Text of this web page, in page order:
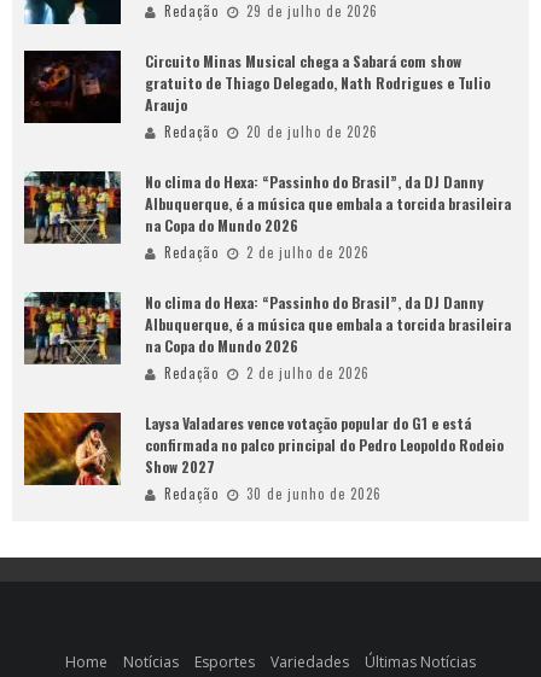
Redação 29 de julho de 2026
Circuito Minas Musical chega a Sabará com show
gratuito de Thiago Delegado, Nath Rodrigues e Tulio
Araujo
Redação 20 de julho de 2026
No clima do Hexa: “Passinho do Brasil”, da DJ Danny
Albuquerque, é a música que embala a torcida brasileira
na Copa do Mundo 2026
Redação 2 de julho de 2026
No clima do Hexa: “Passinho do Brasil”, da DJ Danny
Albuquerque, é a música que embala a torcida brasileira
na Copa do Mundo 2026
Redação 2 de julho de 2026
Laysa Valadares vence votação popular do G1 e está
confirmada no palco principal do Pedro Leopoldo Rodeio
Show 2027
Redação 30 de junho de 2026
Home Notícias Esportes Variedades Últimas Notícias